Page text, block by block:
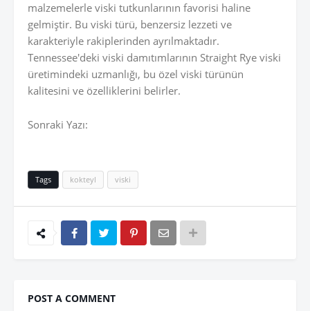
malzemelerle viski tutkunlarının favorisi haline
gelmiştir. Bu viski türü, benzersiz lezzeti ve
karakteriyle rakiplerinden ayrılmaktadır.
Tennessee'deki viski damıtımlarının Straight Rye viski
üretimindeki uzmanlığı, bu özel viski türünün
kalitesini ve özelliklerini belirler.
Sonraki Yazı:
Tags kokteyl viski
POST A COMMENT